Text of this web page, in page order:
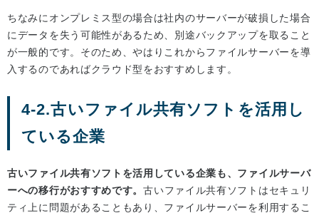
ちなみにオンプレミス型の場合は社内のサーバーが破損した場合
にデータを失う可能性があるため、別途バックアップを取ること
が一般的です。そのため、やはりこれからファイルサーバーを導
入するのであればクラウド型をおすすめします。
4-2.古いファイル共有ソフトを活用し
ている企業
古いファイル共有ソフトを活用している企業も、ファイルサーバ
ーへの移行がおすすめです。古いファイル共有ソフトはセキュリ
ティ上に問題があることもあり、ファイルサーバーを利用するこ